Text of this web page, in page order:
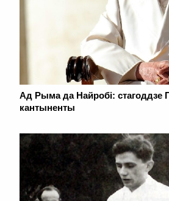
Ад Рыма да Найробі: стагоддзе
кантыненты